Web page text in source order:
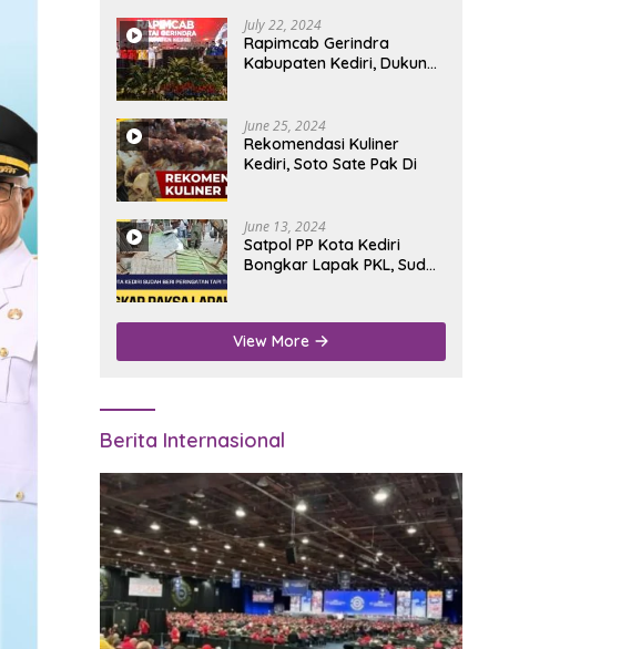
July 22, 2024
Rapimcab Gerindra
Kabupaten Kediri, Dukung
June 25, 2024
Rekomendasi Kuliner
Kediri, Soto Sate Pak Di
June 13, 2024
Satpol PP Kota Kediri
Bongkar Lapak PKL, Sudah
View More
Berita Internasional